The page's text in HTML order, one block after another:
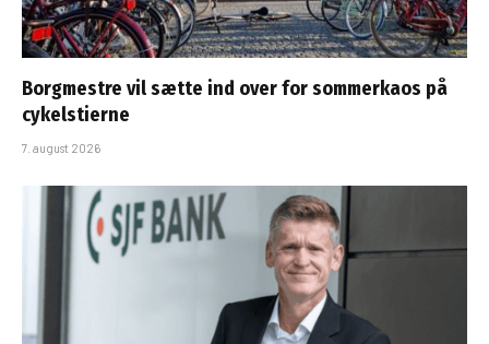
Borgmestre vil sætte ind over for sommerkaos på
cykelstierne
7. august 2026